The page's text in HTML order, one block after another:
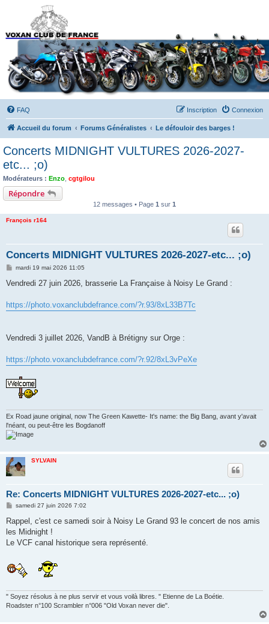
Forums du Voxan Club
de France
FAQ Connexion
Inscription
Accueil du forum Forums Généralistes Le défouloir des barges !
Concerts MIDNIGHT VULTURES 2026-2027-
etc... ;o)
Modérateurs : Enzo cgtgilou
Répondre
12 messages • Page 1 sur 1
François r164
Concerts MIDNIGHT VULTURES 2026-2027-etc... ;o)
M
s
g
e
mardi 19 mai 2026 11:05
Vendredi 27 juin 2026, brasserie La Française à Noisy Le Grand :
https://photo.voxanclubdefrance.com/?r.93/8xL33B7Tc
Vendredi 3 juillet 2026, VandB à Brétigny sur Orge :
https://photo.voxanclubdefrance.com/?r.92/8xL3vPeXe
Ex Road jaune original, now The Green Kawette- It's name: the Big Bang, avant y'avait
l'néant, ou peut-être les Bogdanoff
SYLVAIN
Re: Concerts MIDNIGHT VULTURES 2026-2027-etc... ;o)
M
s
s
a
g
samedi 27 juin 2026 7:02
Rappel, c'est ce samedi soir à Noisy Le Grand 93 le concert de nos amis
les Midnight !
Le VCF canal historique sera représenté.
" Soyez résolus à ne plus servir et vous voilà libres. " Etienne de La Boétie.
Roadster n°100 Scrambler n°006 "Old Voxan never die".